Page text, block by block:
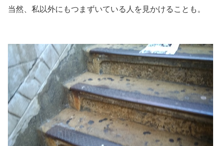
当然、私以外にもつまずいている人を見かけることも。